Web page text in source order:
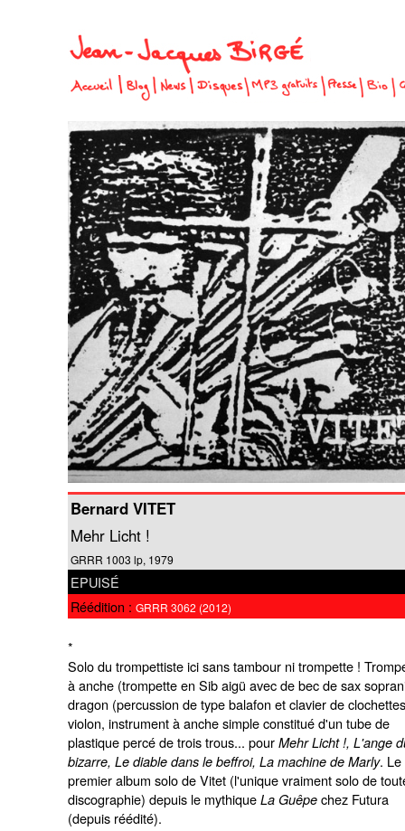
Bernard VITET
Mehr Licht !
GRRR 1003 lp, 1979
EPUISÉ
Réédition : GRRR 3062 (2012)
*
Solo du trompettiste ici sans tambour ni trompette !
à anche (trompette en Sib aigü avec de bec de sax
dragon (percussion de type balafon et clavier de
violon, instrument à anche simple constitué d'un tube de
plastique percé de trois trous... pour Mehr Licht !, L'ange
bizarre, Le diable dans le beffroi, La machine de Marly. Le
premier album solo de Vitet (l'unique vraiment solo de
discographie) depuis le mythique La Guêpe chez Futura
(depuis réédité).